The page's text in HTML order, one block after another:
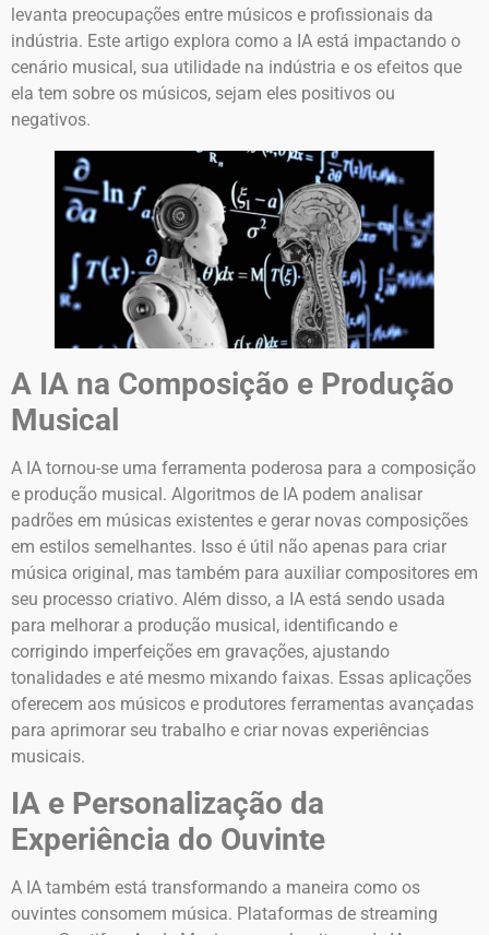
levanta preocupações entre músicos e profissionais da
indústria. Este artigo explora como a IA está impactando o
cenário musical, sua utilidade na indústria e os efeitos que
ela tem sobre os músicos, sejam eles positivos ou
negativos.
A IA na Composição e Produção
Musical
A IA tornou-se uma ferramenta poderosa para a composição
e produção musical. Algoritmos de IA podem analisar
padrões em músicas existentes e gerar novas composições
em estilos semelhantes. Isso é útil não apenas para criar
música original, mas também para auxiliar compositores em
seu processo criativo. Além disso, a IA está sendo usada
para melhorar a produção musical, identificando e
corrigindo imperfeições em gravações, ajustando
tonalidades e até mesmo mixando faixas. Essas aplicações
oferecem aos músicos e produtores ferramentas avançadas
para aprimorar seu trabalho e criar novas experiências
musicais.
IA e Personalização da
Experiência do Ouvinte
A IA também está transformando a maneira como os
ouvintes consomem música. Plataformas de streaming